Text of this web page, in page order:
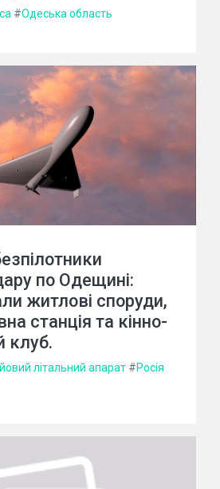
#Одеська область
по Одещині:
житлові споруди,
станція та кінно-
клуб.
літальний апарат #Росія